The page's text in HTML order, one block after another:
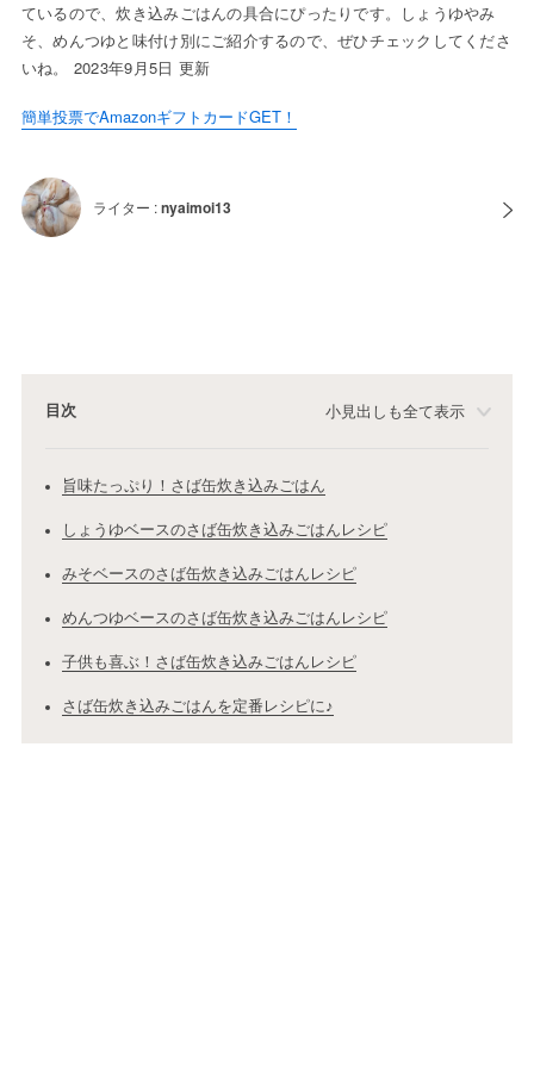
ているので、炊き込みごはんの具合にぴったりです。しょうゆやみ
そ、めんつゆと味付け別にご紹介するので、ぜひチェックしてくださ
いね。 2023年9月5日 更新
簡単投票でAmazonギフトカードGET！
ライター :nyaimoi13
目次 小見出しも全て表示
旨味たっぷり！さば缶炊き込みごはん
しょうゆベースのさば缶炊き込みごはんレシピ
みそベースのさば缶炊き込みごはんレシピ
めんつゆベースのさば缶炊き込みごはんレシピ
子供も喜ぶ！さば缶炊き込みごはんレシピ
さば缶炊き込みごはんを定番レシピに♪